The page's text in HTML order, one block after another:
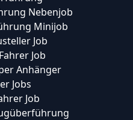
Nebenjob
Minijob
Job
Job
Anhänger
Jobs
Job